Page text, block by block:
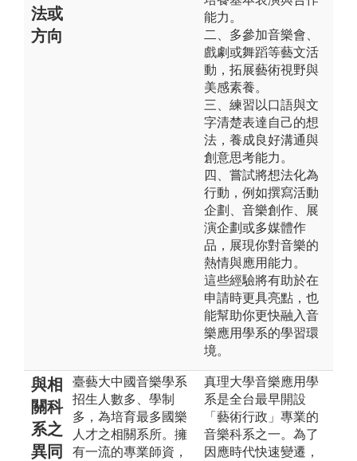
法或
方向
能力。
二、多參加音樂會、
戲劇或舞蹈等藝文活
動，拓展藝術視野與
美感素養。
三、練習以口語與文
字清楚表達自己的想
法，養成良好溝通與
創意思考能力。
四、嘗試將想法化為
行動，例如撰寫活動
企劃、音樂創作、展
演企劃或多媒體作
品，展現你對音樂的
熱情與應用能力。
這些經驗將有助於在
申請時更具亮點，也
能幫助你更快融入音
樂應用學系的學習環
境。
與相
關科
系之
異同
臺藝大中國音樂學系
招生人數多、學制
多，為培育最多國樂
人才之相關系所。擁
有一流的專業師資，
真理大學音樂應用學
系是全台最早開設
「藝術行政」專業的
音樂科系之一。為了
因應時代快速變遷，